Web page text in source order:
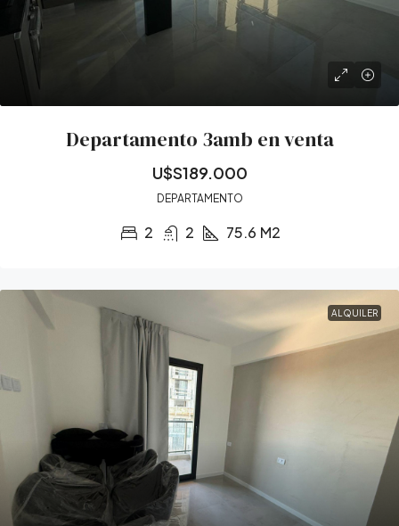
Departamento 3amb en venta
U$S189.000
DEPARTAMENTO
2 2 75.6 M2
ALQUILER